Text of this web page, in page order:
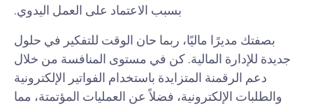
بسبب الاعتماد على العمل اليدوي.
بصفتك مديرًا ماليًا، ربما حان الوقت للتفكير في حلول
جديدة للإدارة المالية. كن في مستوى المنافسة من خلال
دعم الرقمنة المتزايدة باستخدام الفواتير الإلكترونية
والطلبات الإلكترونية، فضلاً عن العمليات المؤتمتة، مما